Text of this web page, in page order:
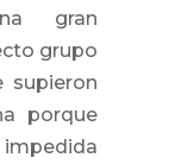
gran
grupo
supieron
porque